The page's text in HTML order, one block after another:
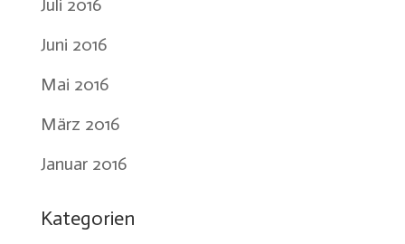
Juli 2016
Juni 2016
Mai 2016
März 2016
Januar 2016
Kategorien